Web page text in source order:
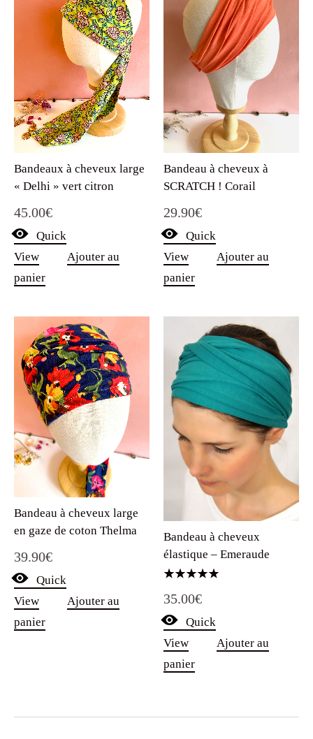
Bandeaux à cheveux large
« Delhi » vert citron
45.00€
Quick
View
Ajouter au
panier
Bandeau à cheveux à
SCRATCH ! Corail
29.90€
Quick
View
Ajouter au
panier
Bandeau à cheveux large
en gaze de coton Thelma
39.90€
Quick
View
Ajouter au
panier
Bandeau à cheveux
élastique – Emeraude
5.00
sur 5
35.00€
Quick
View
Ajouter au
panier